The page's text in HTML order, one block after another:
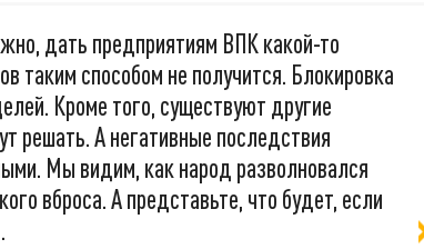
дать предприятиям ВПК какой-то
таким способом не получится. Блокировка
Кроме того, существуют другие
решать. А негативные последствия
Мы видим, как народ разволновался
вброса. А представьте, что будет, если